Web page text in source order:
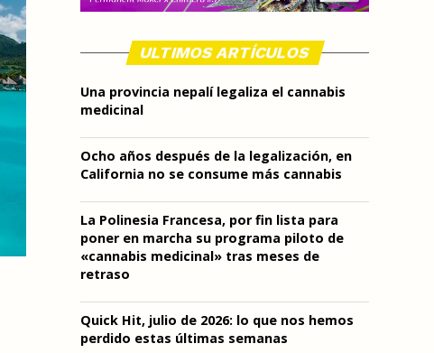
ULTIMOS ARTÍCULOS
Una provincia nepalí legaliza el cannabis
medicinal
Ocho años después de la legalización, en
California no se consume más cannabis
La Polinesia Francesa, por fin lista para
poner en marcha su programa piloto de
«cannabis medicinal» tras meses de
retraso
Quick Hit, julio de 2026: lo que nos hemos
perdido estas últimas semanas